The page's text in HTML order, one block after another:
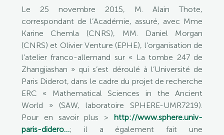
Le 25 novembre 2015, M. Alain Thote,
correspondant de l’Académie, assuré, avec Mme
Karine Chemla (CNRS), MM. Daniel Morgan
(CNRS) et Olivier Venture (EPHE), l’organisation de
l’atelier franco-allemand sur « La tombe 247 de
Zhangjiashan » qui s’est déroulé à l’Université de
Paris Diderot, dans le cadre du projet de recherche
ERC « Mathematical Sciences in the Ancient
World » (SAW, laboratoire SPHERE-UMR7219).
Pour en savoir plus >http://www.sphere.univ-
paris-didero…; il a également fait une